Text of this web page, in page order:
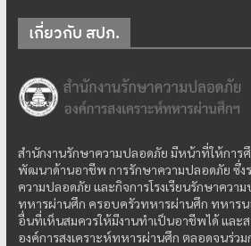
เกี่ยวกับ สปภ.
สำนักงานรักษาความปลอดภัย มีหน้าที่ให้การ
พัฒนาด้านอาชีพ การรักษาความปลอดภัย ซึ่ง
ความปลอดภัย และกิจการโรงเรียนรักษาควา
ทหารผ่านศึก ครอบครัวทหารผ่านศึก ทหาร
อื่นที่เห็นสมควรให้มีงานทำเป็นอาชีพได้ และ
องค์การสงเคราะห์ทหารผ่านศึก ตลอดจนร่ว